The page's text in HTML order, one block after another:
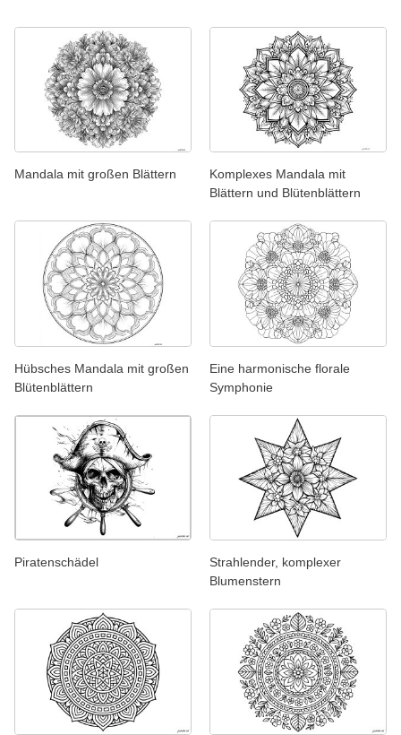
Mandala mit großen Blättern
Komplexes Mandala mit
Blättern und Blütenblättern
Hübsches Mandala mit großen
Blütenblättern
Eine harmonische florale
Symphonie
Piratenschädel
Strahlender, komplexer
Blumenstern